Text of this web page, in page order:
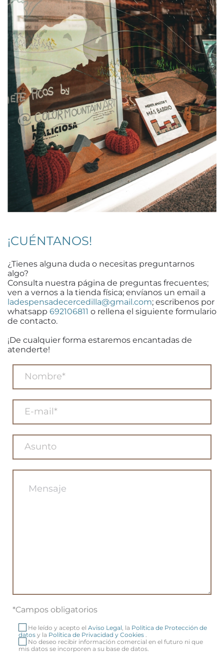
¡CUÉNTANOS!
¿Tienes alguna duda o necesitas preguntarnos
algo?
Consulta nuestra página de preguntas frecuentes;
ven a vernos a la tienda física; envíanos un email a
ladespensadecercedilla@gmail.com; escribenos por
whatsapp 692106811 o rellena el siguiente formulario
de contacto.
¡De cualquier forma estaremos encantadas de
atenderte!
*Campos obligatorios
He leído y acepto el Aviso Legal, la Política de Protección de
datos y la Política de Privacidad y Cookies .
No deseo recibir información comercial en el futuro ni que
mis datos se incorporen a su base de datos.